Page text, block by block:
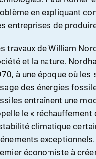
en expliquant
entreprises de
travaux de William
et la nature.
à une époque où
des énergies
entraînent une
le «
climatique
économiste à